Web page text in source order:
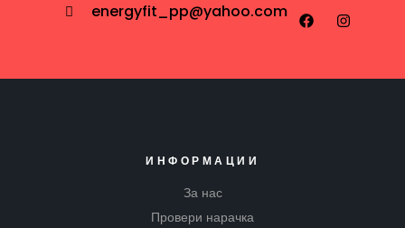
energyfit_pp@yahoo.com
ИНФОРМАЦИИ
За нас
Провери нарачка